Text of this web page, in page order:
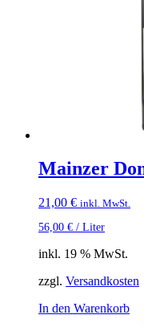
Mainzer
21,00 € inkl. MwSt.
56,00 € / Liter
inkl. 19 % MwSt.
zzgl. Versandkosten
In den Warenkorb